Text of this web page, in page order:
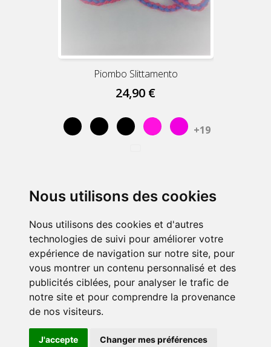
Nous utilisons des cookies
Nous utilisons des cookies et d'autres
technologies de suivi pour améliorer votre
expérience de navigation sur notre site, pour
vous montrer un contenu personnalisé et des
publicités ciblées, pour analyser le trafic de
notre site et pour comprendre la provenance
de nos visiteurs.
J'accepte Changer mes préférences
Piombo Slittamento
24,90 €
Nero Nero Negro Rosa Rosa+19
PRODOTTI
LA NOSTRA AZIENDA
IL TUO ACCOUNT
STORE INFORMATION